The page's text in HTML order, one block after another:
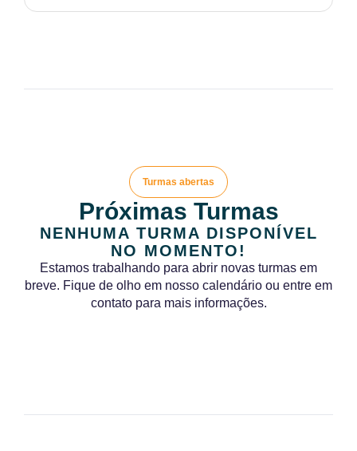
Turmas abertas
Próximas Turmas
NENHUMA TURMA DISPONÍVEL
NO MOMENTO!
Estamos trabalhando para abrir novas turmas em
breve. Fique de olho em nosso calendário ou entre em
contato para mais informações.